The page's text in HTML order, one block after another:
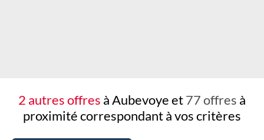
2 autres offres à Aubevoye et77 offres à
proximitécorrespondant à vos critères